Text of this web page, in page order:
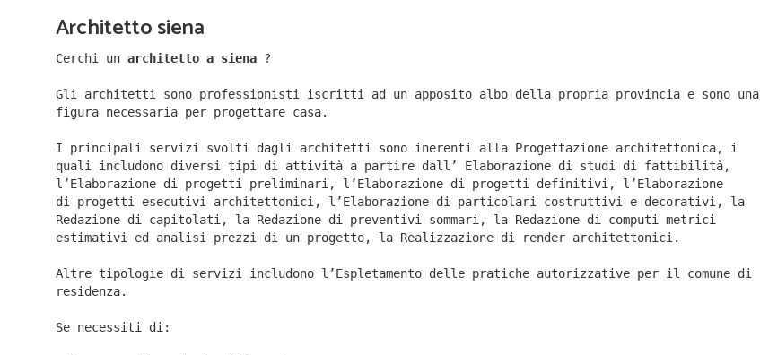
Architetto siena
Cerchi un architetto a siena ?
Gli architetti sono professionisti iscritti ad un apposito albo della propria provincia e sono una
figura necessaria per progettare casa.
I principali servizi svolti dagli architetti sono inerenti alla Progettazione architettonica, i
quali includono diversi tipi di attività a partire dall’ Elaborazione di studi di fattibilità,
l’Elaborazione di progetti preliminari, l’Elaborazione di progetti definitivi, l’Elaborazione
di progetti esecutivi architettonici, l’Elaborazione di particolari costruttivi e decorativi, la
Redazione di capitolati, la Redazione di preventivi sommari, la Redazione di computi metrici
estimativi ed analisi prezzi di un progetto, la Realizzazione di render architettonici.
Altre tipologie di servizi includono l’Espletamento delle pratiche autorizzative per il comune di
residenza.
Se necessiti di: